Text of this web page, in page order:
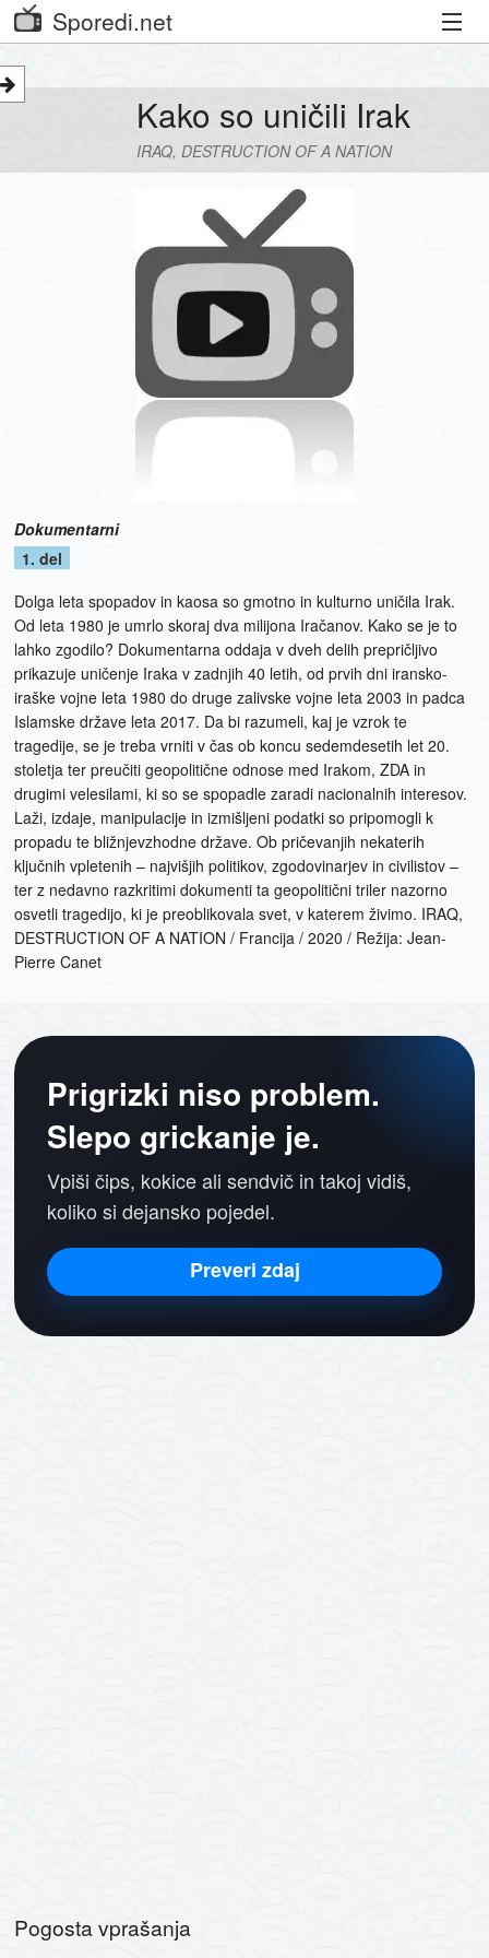
Sporedi.net
Priljubljeni kanali
Kako so uničili Irak
IRAQ, DESTRUCTION OF A NATION
Dokumentarni
1. del
Dolga leta spopadov in kaosa so gmotno in kulturno uničila Irak.
Od leta 1980 je umrlo skoraj dva milijona Iračanov. Kako se je to
lahko zgodilo? Dokumentarna oddaja v dveh delih prepričljivo
prikazuje uničenje Iraka v zadnjih 40 letih, od prvih dni iransko-
iraške vojne leta 1980 do druge zalivske vojne leta 2003 in padca
Islamske države leta 2017. Da bi razumeli, kaj je vzrok te
tragedije, se je treba vrniti v čas ob koncu sedemdesetih let 20.
stoletja ter preučiti geopolitične odnose med Irakom, ZDA in
drugimi velesilami, ki so se spopadle zaradi nacionalnih interesov.
Laži, izdaje, manipulacije in izmišljeni podatki so pripomogli k
propadu te bližnjevzhodne države. Ob pričevanjih nekaterih
ključnih vpletenih – najvišjih politikov, zgodovinarjev in civilistov –
ter z nedavno razkritimi dokumenti ta geopolitični triler nazorno
osvetli tragedijo, ki je preoblikovala svet, v katerem živimo. IRAQ,
DESTRUCTION OF A NATION / Francija / 2020 / Režija: Jean-
Pierre Canet
Prigrizki niso problem.
Slepo grickanje je.
Vpiši čips, kokice ali sendvič in takoj vidiš,
koliko si dejansko pojedel.
Preveri zdaj
Pogosta vprašanja